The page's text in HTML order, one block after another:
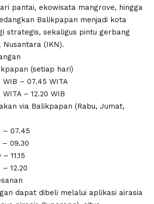
pantai, ekowisata mangrove, hingga
Balikpapan menjadi kota
strategis, sekaligus pintu gerbang
Nusantara (IKN).
(setiap hari)
WIB – 07.45 WITA
WITA – 12.20 WIB
via Balikpapan (Rabu, Jumat,
– 07.45
– 09.30
11.15
– 12.20
dapat dibeli melalui aplikasi airasia